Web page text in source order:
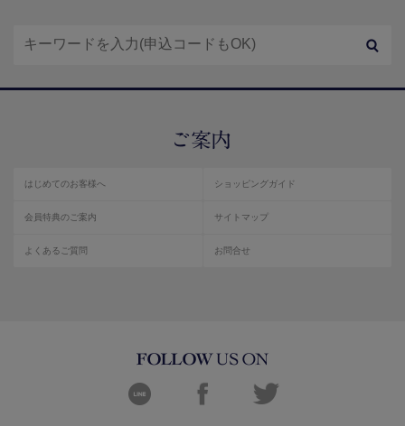
はじめてのお客様へ ショッピングガイド
会員特典のご案内 サイトマップ
よくあるご質問 お問合せ